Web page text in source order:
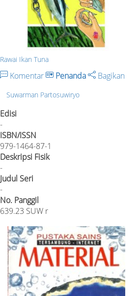
Rawai Ikan Tuna
Komentar Penanda Bagikan
Suwarman Partosuwiryo
Edisi
-
ISBN/ISSN
979-1464-87-1
Deskripsi Fisik
-
Judul Seri
-
No. Panggil
639.23 SUW r